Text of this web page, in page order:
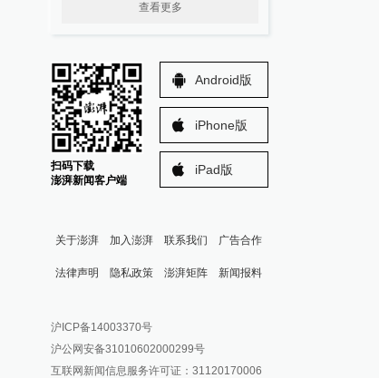
查看更多
扫码下载
澎湃新闻客户端
Android版
iPhone版
iPad版
关于澎湃 加入澎湃 联系我们 广告合作
法律声明 隐私政策 澎湃矩阵
澎湃新闻公众号
澎湃新闻抖音号
新闻报料
报料邮箱: news@thepaper.cn
沪ICP备14003370号
沪公网安备31010602000299号
互联网新闻信息服务许可证：31120170006